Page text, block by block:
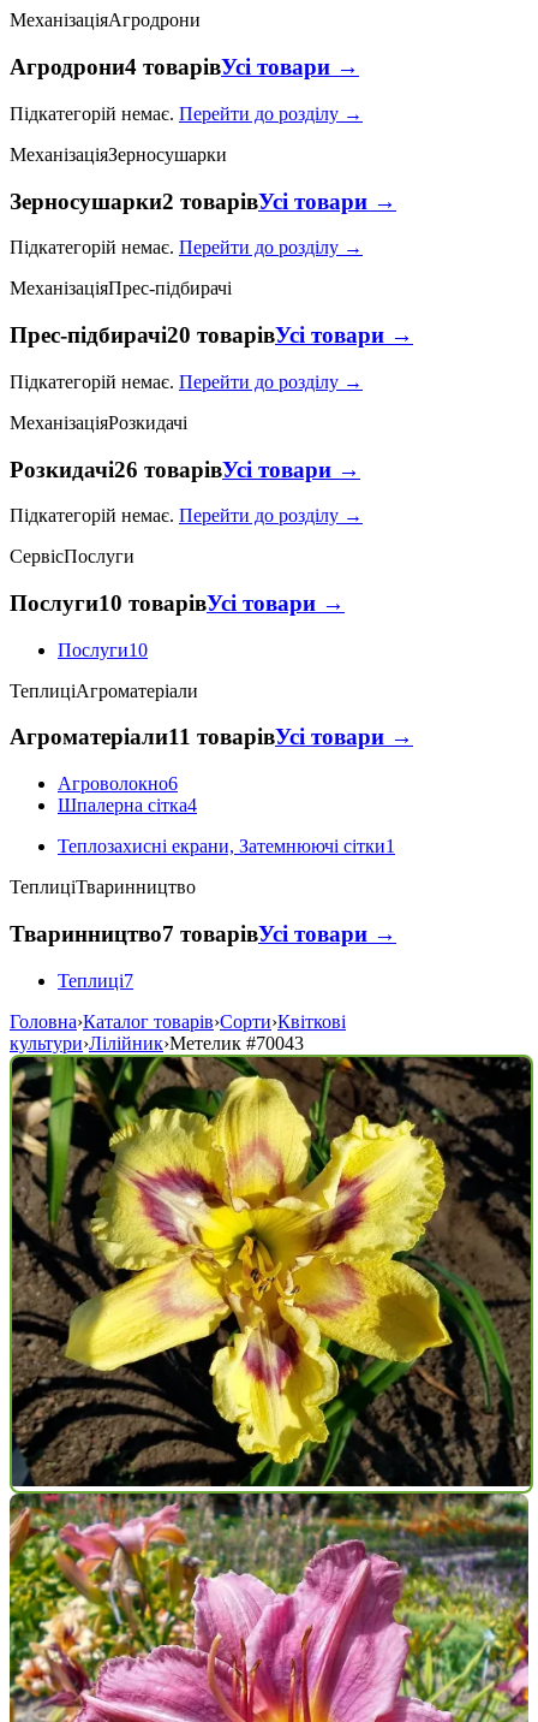
МеханізаціяАгродрони
Агродрони4 товарівУсі товари →
Підкатегорій немає. Перейти до розділу →
МеханізаціяЗерносушарки
Зерносушарки2 товарівУсі товари →
Підкатегорій немає. Перейти до розділу →
МеханізаціяПрес-підбирачі
Прес-підбирачі20 товарівУсі товари →
Підкатегорій немає. Перейти до розділу →
МеханізаціяРозкидачі
Розкидачі26 товарівУсі товари →
Підкатегорій немає. Перейти до розділу →
СервісПослуги
Послуги10 товарівУсі товари →
Послуги10
ТеплиціАгроматеріали
Агроматеріали11 товарівУсі товари →
Агроволокно6
Шпалерна сітка4
Теплозахисні екрани, Затемнюючі сітки1
ТеплиціТваринництво
Тваринництво7 товарівУсі товари →
Теплиці7
Головна›Каталог товарів›Сорти›Квіткові
культури›Лілійник›Метелик #70043